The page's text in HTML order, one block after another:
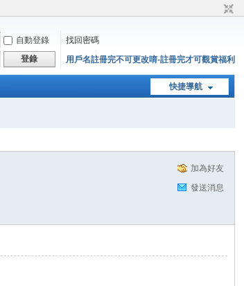
自動登錄
找回密碼
登錄 用戶名註冊完不可更改唷-註冊完才可觀賞福利
快捷導航
加為好友
發送消息